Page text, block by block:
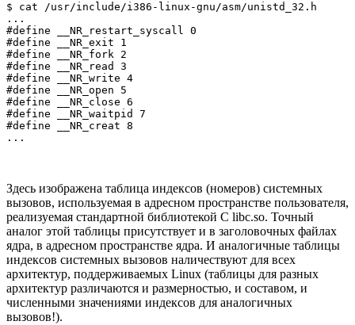
$ cat /usr/include/i386-linux-gnu/asm/unistd_32.h
...
#define __NR_restart_syscall 0
#define __NR_exit 1
#define __NR_fork 2
#define __NR_read 3
#define __NR_write 4
#define __NR_open 5
#define __NR_close 6
#define __NR_waitpid 7
#define __NR_creat 8
Здесь изображена таблица индексов (номеров) системных
вызовов, используемая в адресном пространстве пользователя,
реализуемая стандартной библиотекой C libc.so. Точный
аналог этой таблицы присутствует и в заголовочных файлах
ядра, в адресном пространстве ядра. И аналогичные таблицы
индексов системных вызовов наличествуют для всех
архитектур, поддерживаемых Linux (таблицы для разных
архитектур различаются и размерностью, и составом, и
численными значениями индексов для аналогичных
вызовов!).